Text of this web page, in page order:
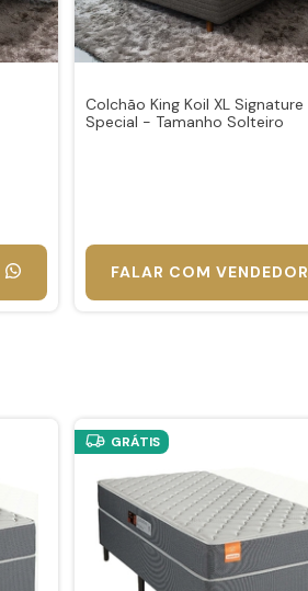
Colchão King Koil XL Signature
Special - Tamanho Solteiro
FALAR COM VENDEDOR
GRÁTIS